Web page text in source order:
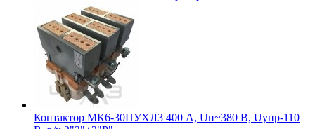
Контактор МК6-30ПУХЛ3 400 А, Uн~380 В, Uупр-110